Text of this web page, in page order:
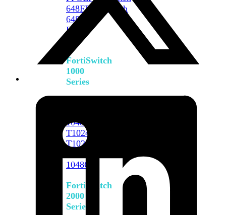
648FFortiSwitch
648F-
FPOE
FortiSwitch
1000
Series
1048E
T1024E
T1024F-
1048G
FortiSwitch
2000
Series